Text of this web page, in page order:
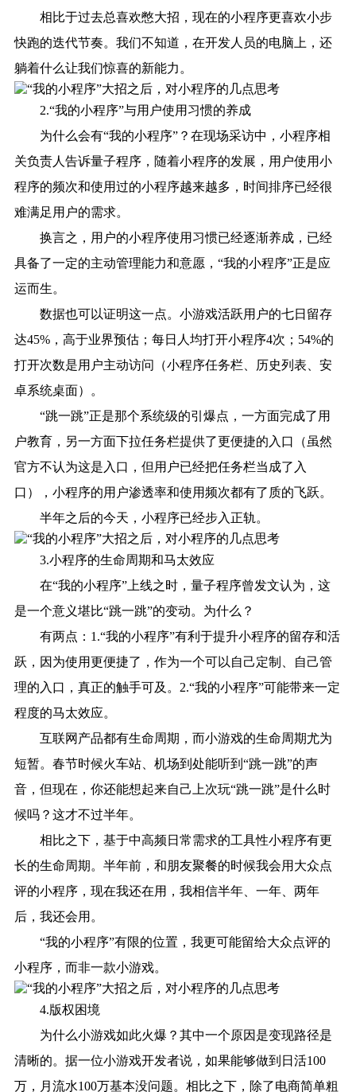
相比于过去总喜欢憋大招，现在的小程序更喜欢小步
快跑的迭代节奏。我们不知道，在开发人员的电脑上，还
躺着什么让我们惊喜的新能力。
2.“我的小程序”与用户使用习惯的养成
为什么会有“我的小程序”？在现场采访中，小程序相
关负责人告诉量子程序，随着小程序的发展，用户使用小
程序的频次和使用过的小程序越来越多，时间排序已经很
难满足用户的需求。
换言之，用户的小程序使用习惯已经逐渐养成，已经
具备了一定的主动管理能力和意愿，“我的小程序”正是应
运而生。
数据也可以证明这一点。小游戏活跃用户的七日留存
达45%，高于业界预估；每日人均打开小程序4次；54%的
打开次数是用户主动访问（小程序任务栏、历史列表、安
卓系统桌面）。
“跳一跳”正是那个系统级的引爆点，一方面完成了用
户教育，另一方面下拉任务栏提供了更便捷的入口（虽然
官方不认为这是入口，但用户已经把任务栏当成了入
口），小程序的用户渗透率和使用频次都有了质的飞跃。
半年之后的今天，小程序已经步入正轨。
3.小程序的生命周期和马太效应
在“我的小程序”上线之时，量子程序曾发文认为，这
是一个意义堪比“跳一跳”的变动。为什么？
有两点：1.“我的小程序”有利于提升小程序的留存和活
跃，因为使用更便捷了，作为一个可以自己定制、自己管
理的入口，真正的触手可及。2.“我的小程序”可能带来一定
程度的马太效应。
互联网产品都有生命周期，而小游戏的生命周期尤为
短暂。春节时候火车站、机场到处能听到“跳一跳”的声
音，但现在，你还能想起来自己上次玩“跳一跳”是什么时
候吗？这才不过半年。
相比之下，基于中高频日常需求的工具性小程序有更
长的生命周期。半年前，和朋友聚餐的时候我会用大众点
评的小程序，现在我还在用，我相信半年、一年、两年
后，我还会用。
“我的小程序”有限的位置，我更可能留给大众点评的
小程序，而非一款小游戏。
4.版权困境
为什么小游戏如此火爆？其中一个原因是变现路径是
清晰的。据一位小游戏开发者说，如果能够做到日活100
万，月流水100万基本没问题。相比之下，除了电商简单粗